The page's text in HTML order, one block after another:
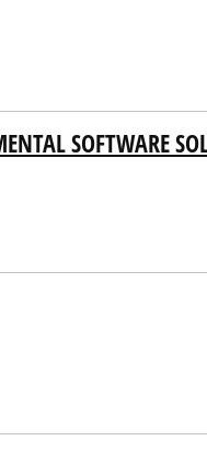
SOFTWARE